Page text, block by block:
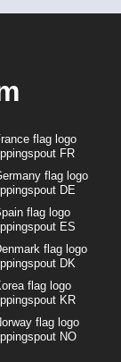
FR
DE
ES
DK
KR
NO